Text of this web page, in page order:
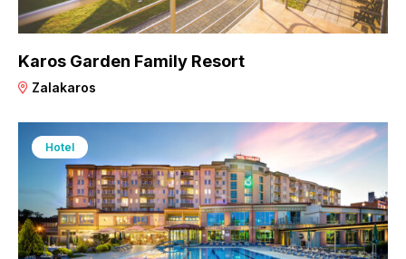
Karos Garden Family Resort
Zalakaros
Hotel